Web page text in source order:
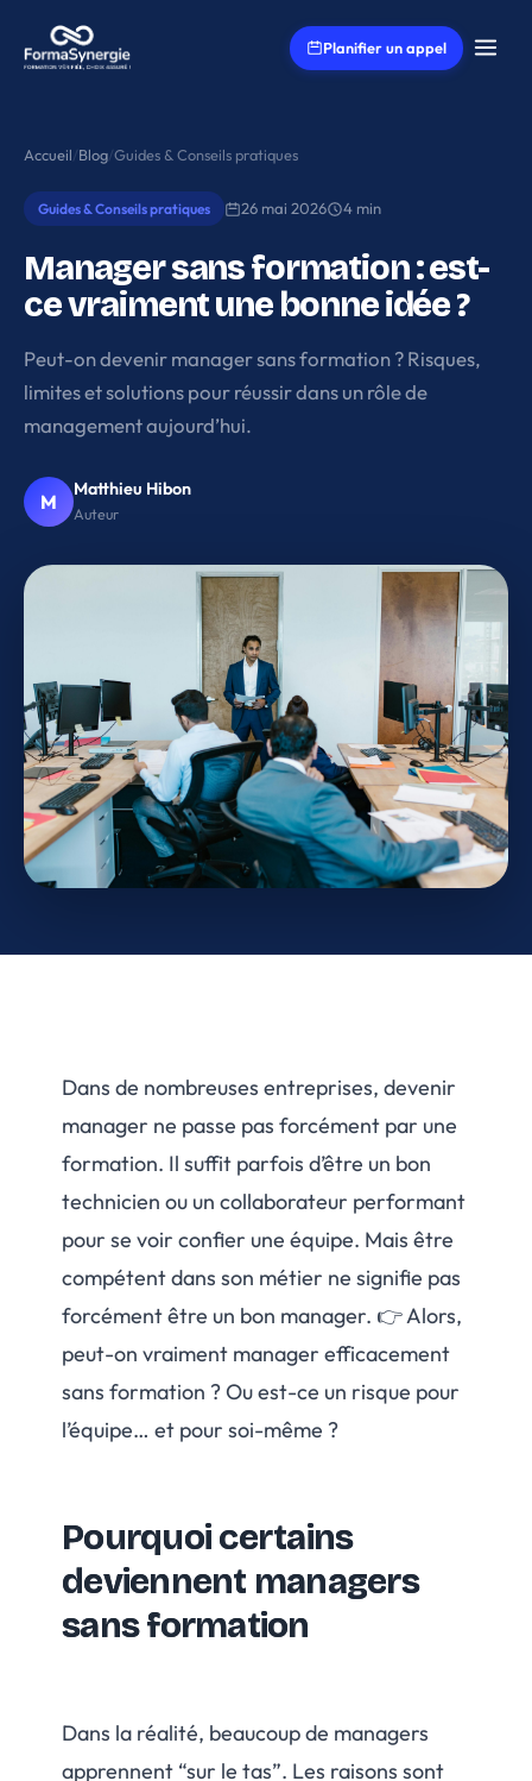
Planifier un appel
Accueil/Blog/Guides & Conseils pratiques
Guides & Conseils pratiques 26 mai 2026 4 min
Manager sans formation : est-
ce vraiment une bonne idée ?
Peut-on devenir manager sans formation ? Risques,
limites et solutions pour réussir dans un rôle de
management aujourd’hui.
M
Matthieu Hibon
Auteur
Dans de nombreuses entreprises, devenir
manager ne passe pas forcément par une
formation. Il suffit parfois d’être un bon
technicien ou un collaborateur performant
pour se voir confier une équipe. Mais être
compétent dans son métier ne signifie pas
forcément être un bon manager. 👉 Alors,
peut-on vraiment manager efficacement
sans formation ? Ou est-ce un risque pour
l’équipe… et pour soi-même ?
Pourquoi certains
deviennent managers
sans formation
Dans la réalité, beaucoup de managers
apprennent “sur le tas”. Les raisons sont